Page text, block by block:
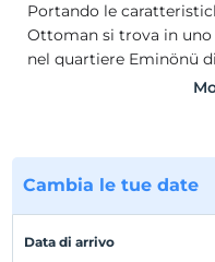
Portando le
Ottoman si trova in
nel quartiere Eminönü
di vasca
presso la piscina
conservano ancora il
riccamente decorati.
Ottoman si trova in uno
Cambia le tue date
Data di arrivo